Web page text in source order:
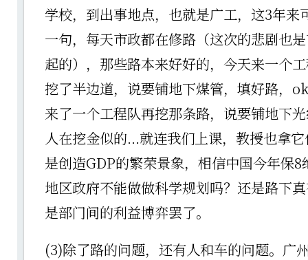
学校，到出事地点，也就是广工，这3年来
一句，每天市政都在修路（这次的悲剧也
起的），那些路本来好好的，今天来一个
挖了半边道，说要铺地下煤管，填好路，
来了一个工程队再挖那条路，说要铺地下
人在挖金似的...就连我们上课，教授也拿
是创造GDP的繁荣景象，相信中国今年保
地区政府不能做做科学规划吗？还是路下
是部门间的利益博弈罢了。
(3)除了路的问题，还有人和车的问题。广